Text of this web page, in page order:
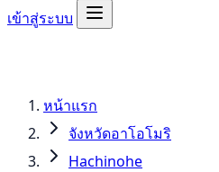
เข้าสู่ระบบ
หน้าแรก
จังหวัดอาโอโมริ
Hachinohe